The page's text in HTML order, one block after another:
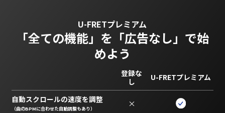
U-FRETプレミアム
「全ての機能」を 「広告なし」で始
めよう
登録な
し
U-FRETプレミアム
自動スクロールの速度を調整
（曲のBPMに合わせた自動調整もあり） ×